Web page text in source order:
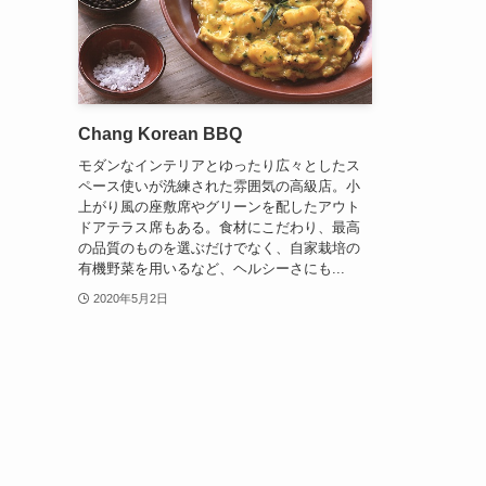
Chang Korean BBQ
モダンなインテリアとゆったり広々としたス
ペース使いが洗練された雰囲気の高級店。小
上がり風の座敷席やグリーンを配したアウト
ドアテラス席もある。食材にこだわり、最高
の品質のものを選ぶだけでなく、自家栽培の
有機野菜を用いるなど、ヘルシーさにも...
2020年5月2日